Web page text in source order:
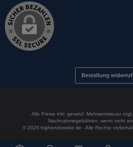
Bestellung
Alle Preise inkl. gesetzl. Mehrwertsteuer zzgl.
Nachnahmegebühren, wenn nicht
© 2026 highendsmoke.de - Alle Rechte